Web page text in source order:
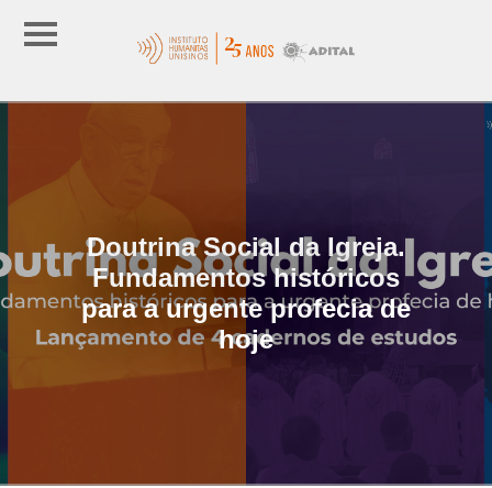
Doutrina Social da Igreja.
Fundamentos históricos
para a urgente profecia de
hoje